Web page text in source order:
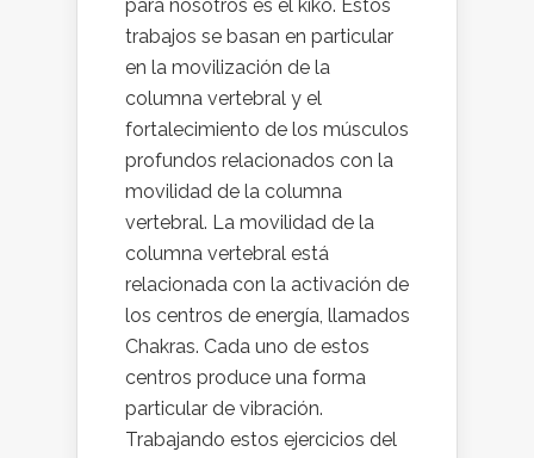
para nosotros es el kikô. Estos
trabajos se basan en particular
en la movilización de la
columna vertebral y el
fortalecimiento de los músculos
profundos relacionados con la
movilidad de la columna
vertebral. La movilidad de la
columna vertebral está
relacionada con la activación de
los centros de energía, llamados
Chakras. Cada uno de estos
centros produce una forma
particular de vibración.
Trabajando estos ejercicios del